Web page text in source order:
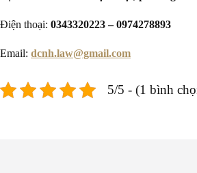
Điện thoại: 0343320223 – 0974278893
Email: dcnh.law@gmail.com
5/5 - (1 bình